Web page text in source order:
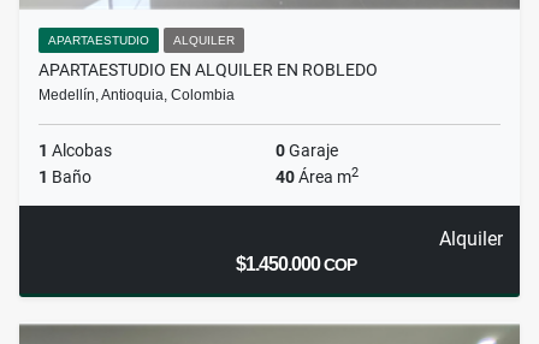
APARTAESTUDIO ALQUILER
APARTAESTUDIO EN ALQUILER EN ROBLEDO
Medellín, Antioquia, Colombia
1 Alcobas 0Garaje
1 Baño 40Área m2
Alquiler
$1.450.000COP